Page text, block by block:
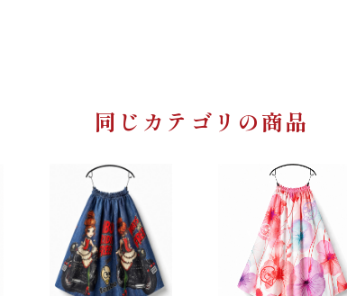
同じカテゴリの商品